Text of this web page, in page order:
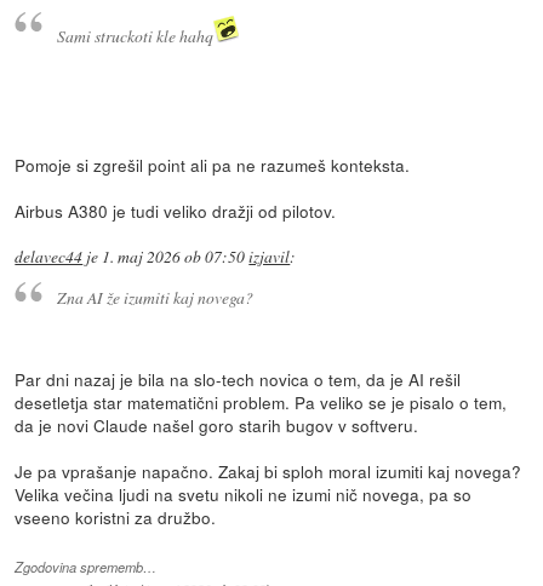
Sami struckoti kle hahq
Pomoje si zgrešil point ali pa ne razumeš konteksta.
Airbus A380 je tudi veliko dražji od pilotov.
delavec44 je 1. maj 2026 ob 07:50izjavil:
Zna AI že izumiti kaj novega?
Par dni nazaj je bila na slo-tech novica o tem, da je AI rešil
desetletja star matematični problem. Pa veliko se je pisalo o tem,
da je novi Claude našel goro starih bugov v softveru.
Je pa vprašanje napačno. Zakaj bi sploh moral izumiti kaj novega?
Velika večina ljudi na svetu nikoli ne izumi nič novega, pa so
vseeno koristni za družbo.
Zgodovina sprememb…